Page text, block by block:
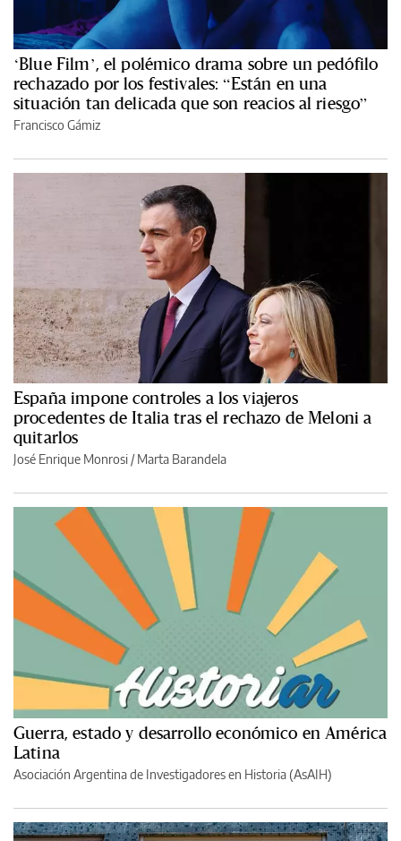
‘Blue Film’, el polémico drama sobre un pedófilo
rechazado por los festivales: “Están en una
situación tan delicada que son reacios al riesgo”
Francisco Gámiz
España impone controles a los viajeros
procedentes de Italia tras el rechazo de Meloni a
quitarlos
José Enrique Monrosi / Marta Barandela
Guerra, estado y desarrollo económico en América
Latina
Asociación Argentina de Investigadores en Historia (AsAIH)